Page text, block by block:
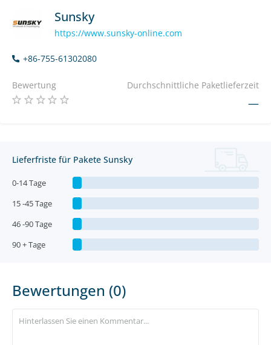
Sunsky
https://www.sunsky-online.com
+86-755-61302080
Bewertung Durchschnittliche Paketlieferzeit
—
Lieferfriste für Pakete Sunsky
0-14 Tage
15 -45 Tage
46 -90 Tage
90 + Tage
Bewertungen (0)